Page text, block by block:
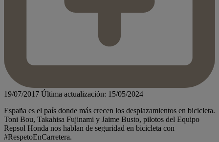
19/07/2017 Última actualización: 15/05/2024
España es el país donde más crecen los desplazamientos en bicicleta.
Toni Bou, Takahisa Fujinami y Jaime Busto, pilotos del Equipo
Repsol Honda nos hablan de seguridad en bicicleta con
#RespetoEnCarretera.